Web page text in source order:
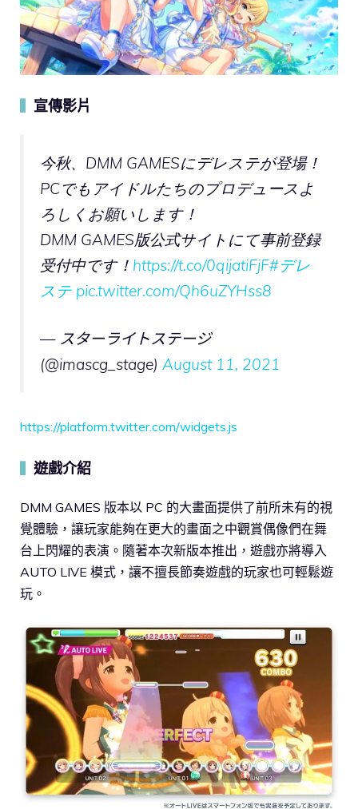
宣傳影片
今秋、DMM GAMESにデレステが登場！
PCでもアイドルたちのプロデュースよ
ろしくお願いします！
DMM GAMES版公式サイトにて事前登録
受付中です！ https://t.co/0qijatiFjF#デレ
ステ pic.twitter.com/Qh6uZYHss8
— スターライトステージ
(@imascg_stage) August 11, 2021
https://platform.twitter.com/widgets.js
遊戲介紹
DMM GAMES 版本以 PC 的大畫面提供了前所未有的視
覺體驗，讓玩家能夠在更大的畫面之中觀賞偶像們在舞
台上閃耀的表演。隨著本次新版本推出，遊戲亦將導入
AUTO LIVE 模式，讓不擅長節奏遊戲的玩家也可輕鬆遊
玩。